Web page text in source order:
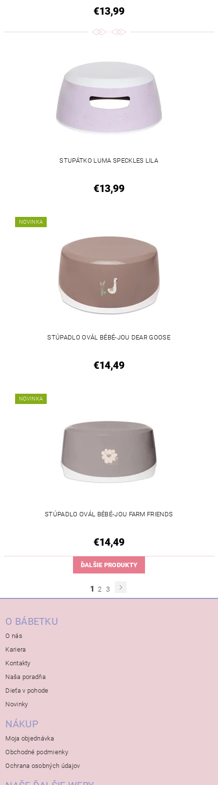
€13,99
STUPÁTKO LUMA SPECKLES LILA
€13,99
NOVINKA
STÚPADLO OVÁL BÉBÉ-JOU DEAR GOOSE
€14,49
NOVINKA
STÚPADLO OVÁL BÉBÉ-JOU FARM FRIENDS
€14,49
ĎALŠIE PRODUKTY
1 2 3
O BÁBETKU
O nás
Kariera
Kontakty
Naša poradňa
Dieťa v pohode
Novinky
NÁKUP
Moja objednávka
Obchodné podmienky
Ochrana osobných údajov